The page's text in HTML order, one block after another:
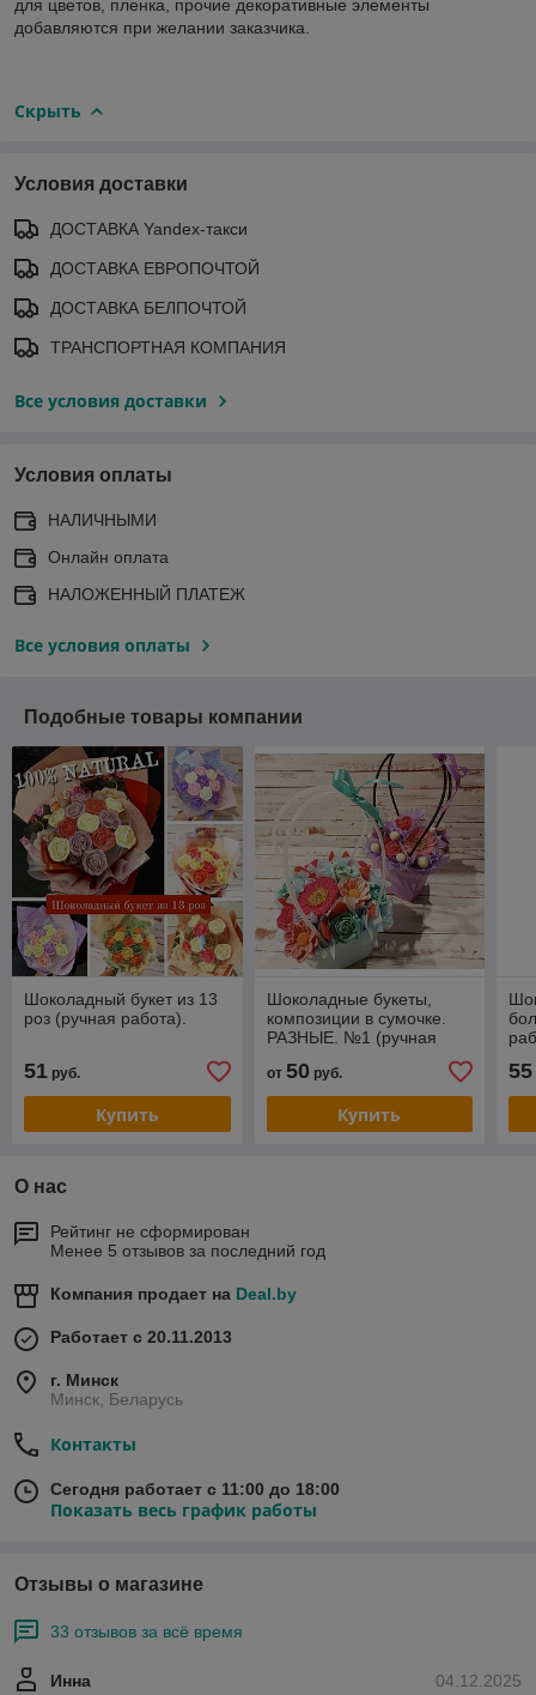
для цветов, пленка, прочие декоративные элементы
добавляются при желании заказчика.
Скрыть
Условия доставки
ДОСТАВКА Yandex-такси
ДОСТАВКА ЕВРОПОЧТОЙ
ДОСТАВКА БЕЛПОЧТОЙ
ТРАНСПОРТНАЯ КОМПАНИЯ
Все условия доставки
Условия оплаты
НАЛИЧНЫМИ
Онлайн оплата
НАЛОЖЕННЫЙ ПЛАТЕЖ
Все условия оплаты
Подобные товары компании
Шоколадный букет из 13
роз (ручная работа).
51 руб.
Купить
Шоколадные букеты,
композиции в сумочке.
РАЗНЫЕ. №1 (ручная
от 50руб.
Купить
55
О нас
Рейтинг не сформирован
Менее 5 отзывов за последний год
Компания продает на Deal.by
Работает с 20.11.2013
г. Минск
Минск, Беларусь
Контакты
Сегодня работает с 11:00 до 18:00
Показать весь график работы
Отзывы о магазине
33 отзывов за всё время
04.12.2025
Инна